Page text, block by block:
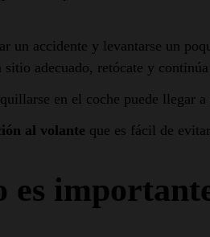
un accidente y levantarse un
adecuado, retócate y
en el coche puede llegar
al volante que es fácil de
es